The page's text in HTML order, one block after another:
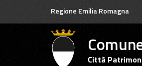
Regione Emilia Romagna
Città